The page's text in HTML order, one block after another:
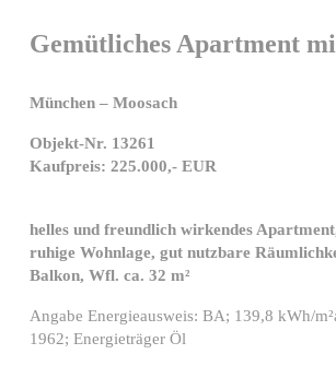
Gemütliches Apartment
München – Moosach
Objekt-Nr. 13261
Kaufpreis: 225.000,- EUR
helles und freundlich wirkendes
ruhige Wohnlage, gut nutzbare
Balkon, Wfl. ca. 32 m²
Angabe Energieausweis: BA; 139,8 kWh/
1962; Energieträger Öl